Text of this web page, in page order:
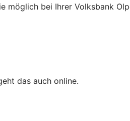
möglich bei Ihrer Volksbank
das auch online.